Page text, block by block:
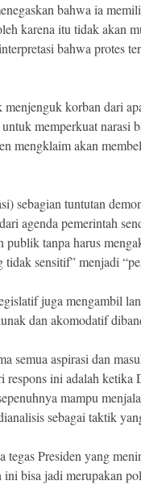
bahwa ia
karena itu tidak akan
bahwa protes
korban dari
memperkuat narasi
mengklaim akan
sebagian tuntutan
agenda pemerintah
publik tanpa harus
sensitif” menjadi
juga mengambil
dan akomodatif
semua aspirasi dan
ini adalah ketika
mampu
sebagai taktik
tegas Presiden yang
bisa jadi merupakan